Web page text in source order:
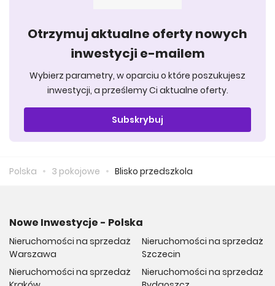
Otrzymuj aktualne oferty nowych
inwestycji e-mailem
Wybierz parametry, w oparciu o które poszukujesz
inwestycji, a prześlemy Ci aktualne oferty.
Subskrybuj
Polska 3 pokojowe Blisko przedszkola
Nowe Inwestycje - Polska
Nieruchomości na sprzedaż
Warszawa
Nieruchomości na sprzedaż
Nieruchomości na sprzedaż
Szczecin
Nieruchomości na sprzedaż